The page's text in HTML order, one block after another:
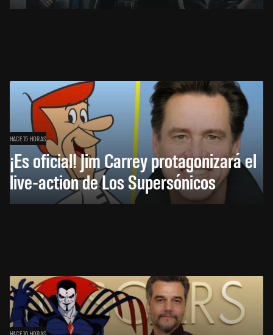
HACE 15 HORAS
¡Es oficial! Jim Carrey protagonizará el
live-action de Los Supersónicos
HACE 16 HORAS